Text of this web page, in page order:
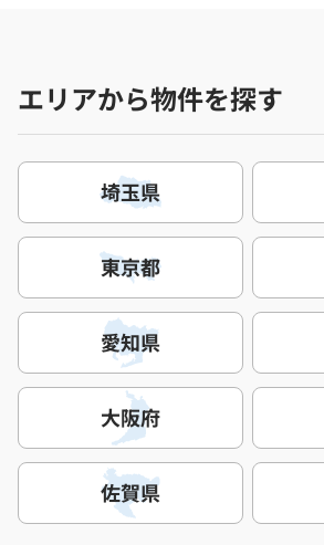
エリアから物件を探す
埼玉県
東京都
愛知県
大阪府
佐賀県